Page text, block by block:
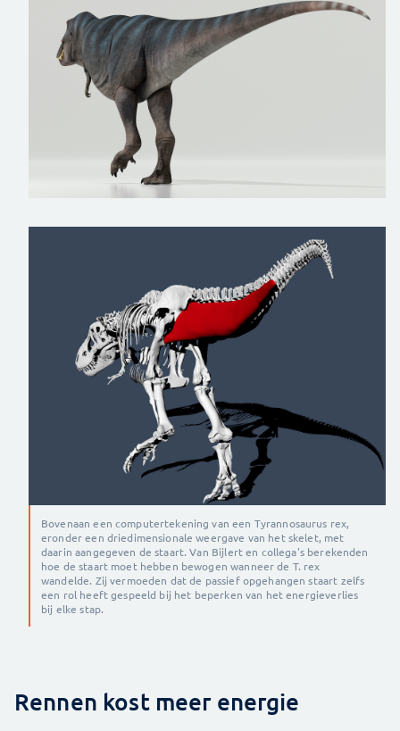
Bovenaan een computertekening van een Tyrannosaurus rex,
eronder een driedimensionale weergave van het skelet, met
daarin aangegeven de staart. Van Bijlert en collega's berekenden
hoe de staart moet hebben bewogen wanneer de T. rex
wandelde. Zij vermoeden dat de passief opgehangen staart zelfs
een rol heeft gespeeld bij het beperken van het energieverlies
bij elke stap.
Rennen kost meer energie